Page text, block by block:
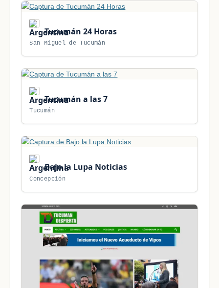
Tucumán 24 Horas
San Miguel de Tucumán
Tucumán a las 7
Tucumán
Bajo la Lupa Noticias
Concepción